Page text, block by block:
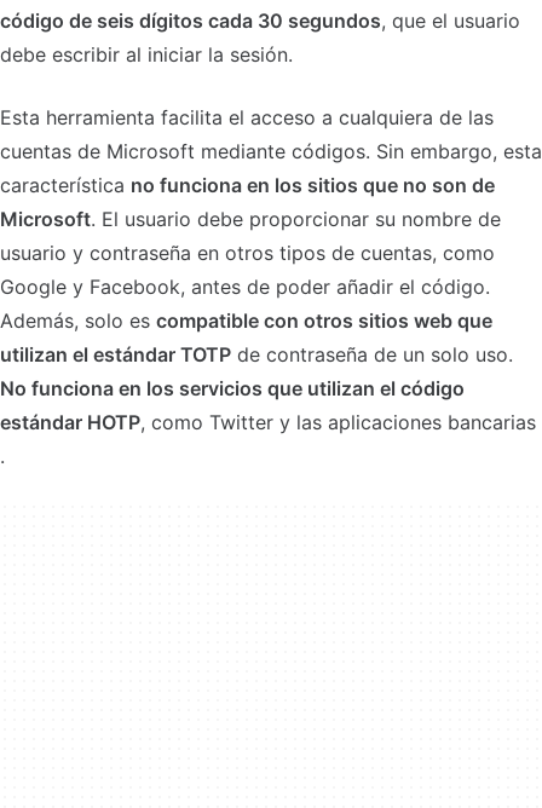
código de seis dígitos cada 30 segundos, que el usuario
debe escribir al iniciar la sesión.
Esta herramienta facilita el acceso a cualquiera de las
cuentas de Microsoft mediante códigos. Sin embargo, esta
característica no funciona en los sitios que no son de
Microsoft. El usuario debe proporcionar su nombre de
usuario y contraseña en otros tipos de cuentas, como
Google y Facebook, antes de poder añadir el código.
Además, solo es compatible con otros sitios web que
utilizan el estándar TOTP de contraseña de un solo uso.
No funciona en los servicios que utilizan el código
estándar HOTP, como Twitter y las aplicaciones bancarias
.